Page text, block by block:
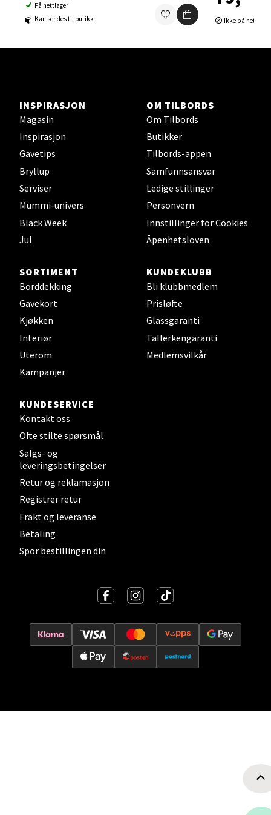
På nettlager
Kan sendes til butikk
Ikke på
INSPIRASJON
Magasin
Inspirasjon
Gavetips
Bryllup
Serviser
Mummi-univers
Black Week
Jul
OM TILBORDS
Om Tilbords
Butikker
Tilbords-appen
Samfunnsansvar
Ledige stillinger
Personvern
Innstillinger for Cookies
Åpenhetsloven
SORTIMENT
Borddekking
Gavekort
Kjøkken
Interiør
Uterom
Kampanjer
KUNDEKLUBB
Bli klubbmedlem
Prisløfte
Glassgaranti
Tallerkengaranti
Medlemsvilkår
KUNDESERVICE
Kontakt oss
Ofte stilte spørsmål
Salgs- og
leveringsbetingelser
Retur og reklamasjon
Registrer retur
Frakt og leveranse
Betaling
Spor bestillingen din
Ski Storsenter, Jernbanesvingen 6, 1400 Ski
Åpent i dag 10-21
Sortland - Sortland Storsenter
Åpent i dag 10-19
Steinkjer - Thon Senter Steinkjer
Sjøfartsgata 2, 7714 Steinkjer
Åpent i dag 10-20
0 i butikk
Leirvik - Stord
Torgbakken 2, 5401 Stord
Åpent i dag 10-17
Oslo - Thon Senter Storo
Vitaminveien 7 - 9, 0485 Oslo
Åpent i dag 10-21